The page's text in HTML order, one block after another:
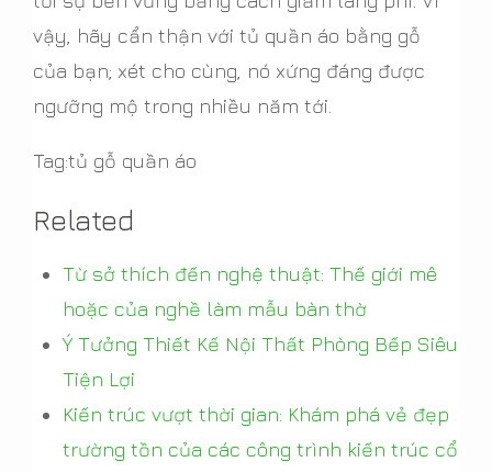
vậy, hãy cẩn thận với tủ quần áo bằng gỗ
của bạn; xét cho cùng, nó xứng đáng được
ngưỡng mộ trong nhiều năm tới.
Tag:tủ gỗ quần áo
Related
Từ sở thích đến nghệ thuật: Thế giới mê
hoặc của nghề làm mẫu bàn thờ
Ý Tưởng Thiết Kế Nội Thất Phòng Bếp Siêu
Tiện Lợi
Kiến trúc vượt thời gian: Khám phá vẻ đẹp
trường tồn của các công trình kiến trúc cổ